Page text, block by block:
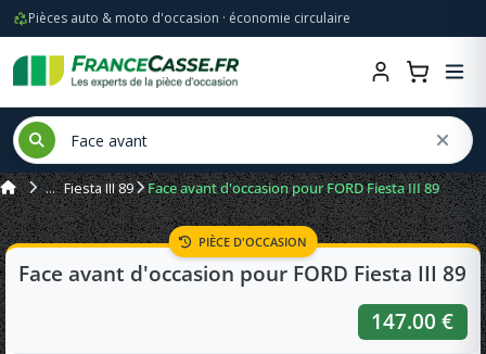
Pièces auto & moto d'occasion · économie circulaire
Fiesta III 89 Face avant d'occasion pour FORD Fiesta III 89
PIÈCE D'OCCASION
Face avant d'occasion pour FORD Fiesta III 89
147.00 €